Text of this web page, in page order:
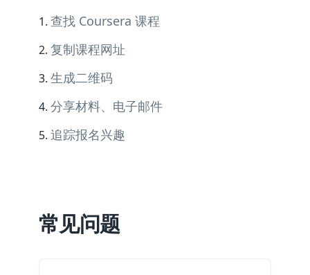
查找 Coursera 课程
复制课程网址
生成二维码
分享材料、电子邮件
追踪报名兴趣
常见问题